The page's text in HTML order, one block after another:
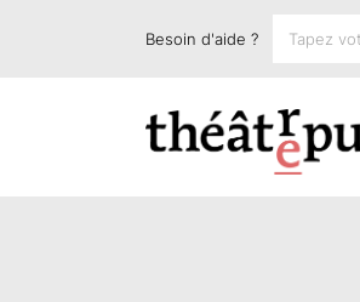
Besoin d'aide ?